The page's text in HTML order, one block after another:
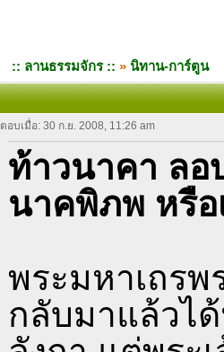
:: ลานธรรมจักร :: » นิทาน-การ์ตูน
ตอบเมื่อ: 30 ก.ย. 2008, 11:26 am
ท้าวนาคา ลอ
นาคพิภพ หรื
พระมหาเถร
กลับมาแล้วไ